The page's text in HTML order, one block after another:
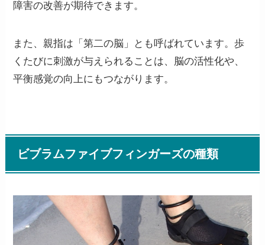
障害の改善が期待できます。
また、親指は「第二の脳」とも呼ばれています。歩
くたびに刺激が与えられることは、脳の活性化や、
平衡感覚の向上にもつながります。
ビブラムファイブフィンガーズの種類